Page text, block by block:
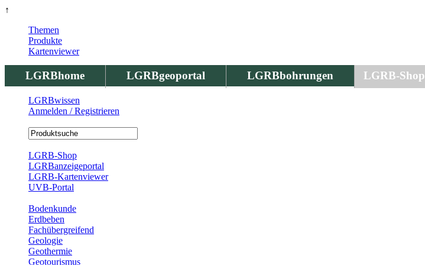
↑
LGRBhome LGRBgeoportal LGRBbohrungen LGRB-Shop
Themen
Produkte
Kartenviewer
LGRBwissen
Anmelden / Registrieren
LGRB-Shop
LGRBanzeigeportal
LGRB-Kartenviewer
UVB-Portal
Bodenkunde
Erdbeben
Fachübergreifend
Geologie
Geothermie
Geotourismus